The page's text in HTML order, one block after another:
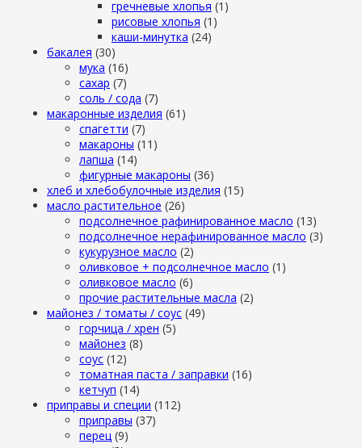
гречневые хлопья (1)
рисовые хлопья (1)
каши-минутка (24)
бакалея (30)
мука (16)
сахар (7)
cоль / cода (7)
макаронные изделия (61)
cпагетти (7)
макароны (11)
лапша (14)
фигурные макароны (36)
хлеб и хлебобулочные изделия (15)
масло растительное (26)
подсолнечное рафинированное масло (13)
подсолнечное нерафинированное масло (3)
кукурузное масло (2)
оливковое + подсолнечное масло (1)
оливковое масло (6)
прочие растительные масла (2)
майонез / томаты / соус (49)
горчица / хрен (5)
майонез (8)
соус (12)
томатная паста / заправки (16)
кетчуп (14)
приправы и специи (112)
приправы (37)
перец (9)